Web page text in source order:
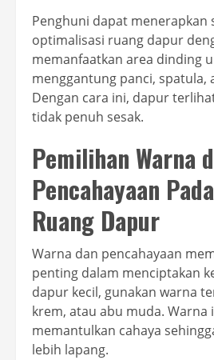
Penghuni dapat menerapkan
optimalisasi ruang dapur
memanfaatkan area dinding
menggantung panci, spatula,
Dengan cara ini, dapur
tidak penuh sesak.
Pemilihan Warna
Pencahayaan
Ruang Dapur
Warna dan pencahayaan
penting dalam menciptakan
dapur kecil, gunakan warna
krem, atau abu muda. Warna
memantulkan cahaya
lebih lapang.